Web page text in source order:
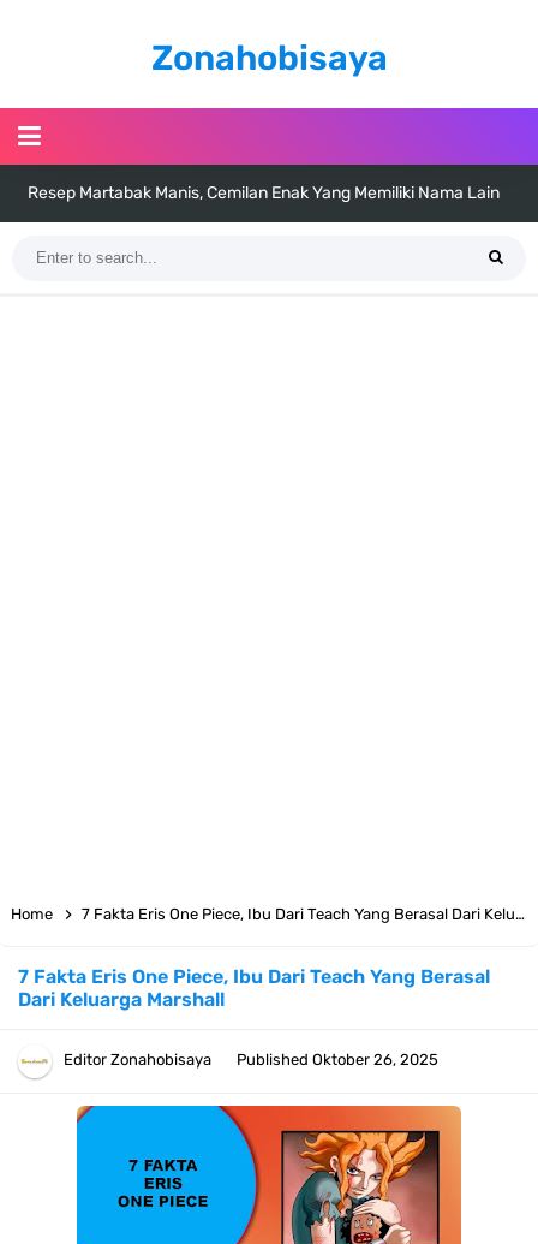
Zonahobisaya
Resep Martabak Manis, Cemilan Enak Yang Memiliki Nama Lain
Cara Daftar Telegram Di Laptop Atau Komputer Kalian Dengan
Sangat Mudah
7 Fakta Franky One Piece, Pernah Dapat Tawaran Buah Iblis Mera
Mera No Mi
Profil Anwar Hafid, Politisi Yang Mernjadi Gubernur Provinsi Sulawesi
Home 7 Fakta Eris One Piece, Ibu Dari Teach Yang Berasal Dari Keluarga Marshall
7 Fakta Eris One Piece, Ibu Dari Teach Yang Berasal
Dari Keluarga Marshall
Editor Zonahobisaya Published Oktober 26, 2025